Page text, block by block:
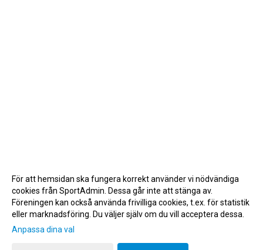
Gå till Webbversion
För att hemsidan ska fungera korrekt använder vi nödvändiga
cookies från SportAdmin. Dessa går inte att stänga av.
Föreningen kan också använda frivilliga cookies, t.ex. för statistik
eller marknadsföring. Du väljer själv om du vill acceptera dessa.
Anpassa dina val